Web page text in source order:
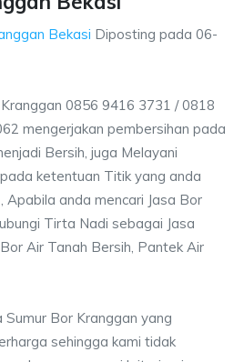
Bekasi Diposting pada 06-
0856 9416 3731 / 0818
mengerjakan pembersihan pada
Bersih, juga Melayani
ketentuan Titik yang anda
Apabila anda mencari Jasa Bor
Tirta Nadi sebagai Jasa
Air Tanah Bersih, Pantek Air
Bor Kranggan yang
sehingga kami tidak